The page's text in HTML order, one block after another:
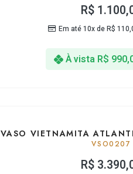
R$
Em até 10x deR$
À vista R$
VASO VIETNAMITA
VSO0207
R$